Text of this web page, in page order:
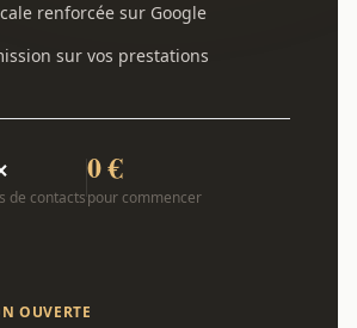
renforcée sur Google
sur vos prestations
de contacts
0 €
pour commencer
OUVERTE